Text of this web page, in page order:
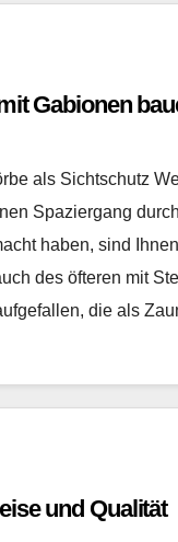
Gabionen
als Sichtschutz
Spaziergang
haben, sind Ihnen
des öfteren mit
die als
und Qualität